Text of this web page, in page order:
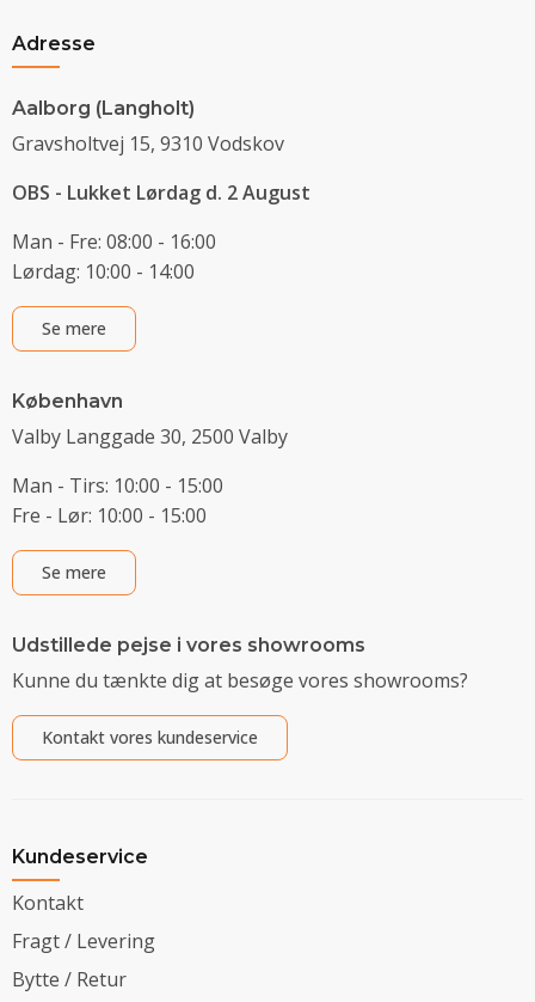
Adresse
Aalborg (Langholt)
Gravsholtvej 15, 9310 Vodskov
OBS - Lukket Lørdag d. 2 August
Man - Fre: 08:00 - 16:00
Lørdag: 10:00 - 14:00
Se mere
København
Valby Langgade 30, 2500 Valby
Man - Tirs: 10:00 - 15:00
Fre - Lør: 10:00 - 15:00
Se mere
Udstillede pejse i vores showrooms
Kunne du tænkte dig at besøge vores showrooms?
Kontakt vores kundeservice
Kundeservice
Kontakt
Fragt / Levering
Bytte / Retur